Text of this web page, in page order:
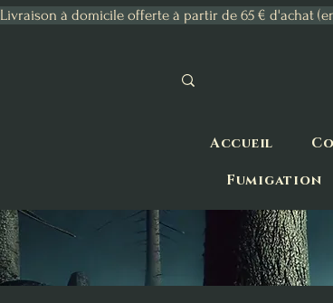
Livraison à domicile offerte à partir de 65 € d'achat
Accueil
Fumigation